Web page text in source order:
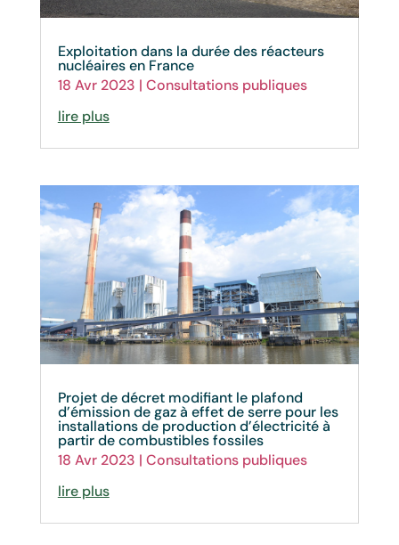
Exploitation dans la durée des réacteurs
nucléaires en France
18 Avr 2023 | Consultations publiques
lire plus
Projet de décret modifiant le plafond
d’émission de gaz à effet de serre pour les
installations de production d’électricité à
partir de combustibles fossiles
18 Avr 2023 | Consultations publiques
lire plus